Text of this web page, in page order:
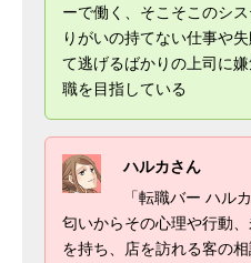
ーで働く、そこそこのシ
りがいの持てない仕事や
て逃げるばかりの上司に
職を目指している
ハルカさん
「転職バー ハル
匂いからその心理や行動
を持ち、店を訪れる客の